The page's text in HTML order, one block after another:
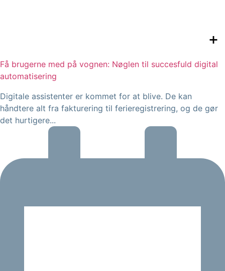
Få brugerne med på vognen: Nøglen til succesfuld digital
automatisering
Digitale assistenter er kommet for at blive. De kan
håndtere alt fra fakturering til ferieregistrering, og de gør
det hurtigere...